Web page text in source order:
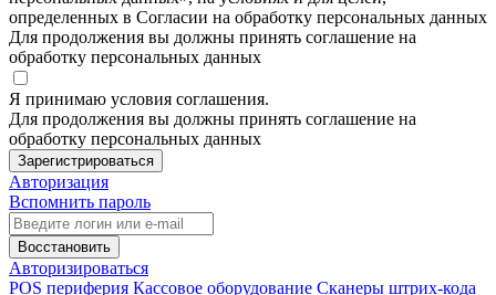
определенных в Согласии на обработку персональных данных
Для продолжения вы должны принять соглашение на
обработку персональных данных
Я принимаю условия соглашения.
Для продолжения вы должны принять соглашение на
обработку персональных данных
Зарегистрироваться
Авторизация
Вспомнить пароль
Восстановить
Авторизироваться
POS периферия Кассовое оборудование Сканеры штрих-кода